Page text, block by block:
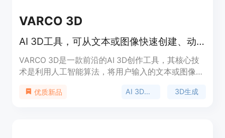
VARCO 3D
AI 3D工具，可从文本或图像快速创建、动画高质量3D模型
VARCO 3D是一款前沿的AI 3D创作工具，其核心技
术是利用人工智能算法，将用户输入的文本或图像转
降低了3D建模的门槛，让不同技能水平的创作者都
优质新品 AI 3D模型 3D生成